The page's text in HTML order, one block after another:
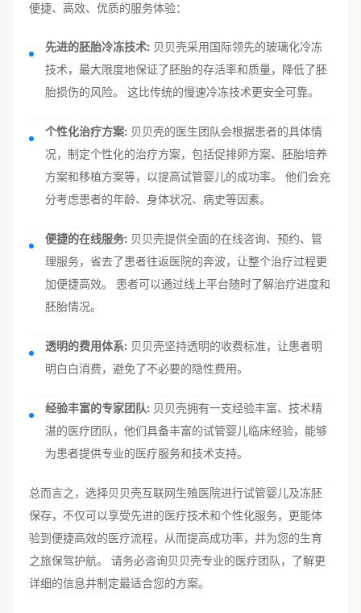
便捷、高效、优质的服务体验：
先进的胚胎冷冻技术: 贝贝壳采用国际领先的玻璃化冷冻
技术，最大限度地保证了胚胎的存活率和质量，降低了胚
胎损伤的风险。 这比传统的慢速冷冻技术更安全可靠。
个性化治疗方案: 贝贝壳的医生团队会根据患者的具体情
况，制定个性化的治疗方案，包括促排卵方案、胚胎培养
方案和移植方案等，以提高试管婴儿的成功率。 他们会充
分考虑患者的年龄、身体状况、病史等因素。
便捷的在线服务: 贝贝壳提供全面的在线咨询、预约、管
理服务，省去了患者往返医院的奔波，让整个治疗过程更
加便捷高效。 患者可以通过线上平台随时了解治疗进度和
胚胎情况。
透明的费用体系: 贝贝壳坚持透明的收费标准，让患者明
明白白消费，避免了不必要的隐性费用。
经验丰富的专家团队: 贝贝壳拥有一支经验丰富、技术精
湛的医疗团队，他们具备丰富的试管婴儿临床经验，能够
为患者提供专业的医疗服务和技术支持。
总而言之，选择贝贝壳互联网生殖医院进行试管婴儿及冻胚
保存，不仅可以享受先进的医疗技术和个性化服务，更能体
验到便捷高效的医疗流程，从而提高成功率，并为您的生育
之旅保驾护航。 请务必咨询贝贝壳专业的医疗团队，了解更
详细的信息并制定最适合您的方案。